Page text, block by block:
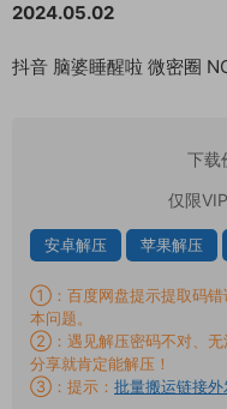
2024.05.02
抖音 脑婆睡醒啦 微密圈
下载
仅限
安卓解压 苹果解压
①：百度网盘提示提取码错
本问题。
②：遇见解压密码不对、无
分享就肯定能解压！
③：提示： 批量搬运链接